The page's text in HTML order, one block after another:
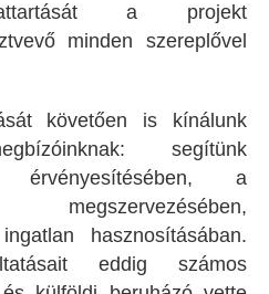
a projekt
minden szereplővel
követően is kínálunk
segítünk
a
hasznosításában.
eddig számos